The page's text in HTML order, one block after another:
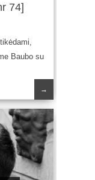
74]
Baubo su
→